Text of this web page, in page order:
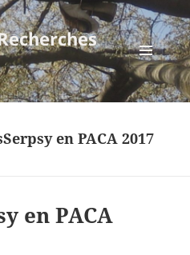
MENU
ET
WIDGETS
en PACA 2017
en PACA